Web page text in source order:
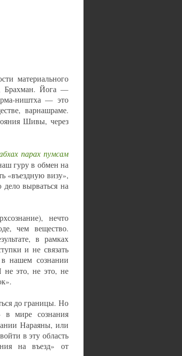
материального
Брахман. Йога —
ништха — это
варнашраме.
Шивы, через
парах пумсам
гуру в обмен на
«въездную визу»,
вырваться на
нечто
чем вещество.
в рамках
и не связать
в нашем сознании
не это, не это, не
до границы. Но
мире сознания
Нараяны, или
в эту область
на въезд» от